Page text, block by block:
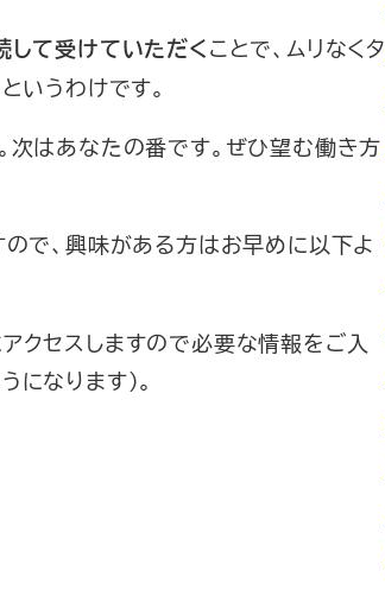
して受けていただくことで、ムリなくタ
いうわけです。
次はあなたの番です。ぜひ望む働き方
ので、興味がある方はお早めに以下よ
クセスしますので必要な情報をご入
なります）。